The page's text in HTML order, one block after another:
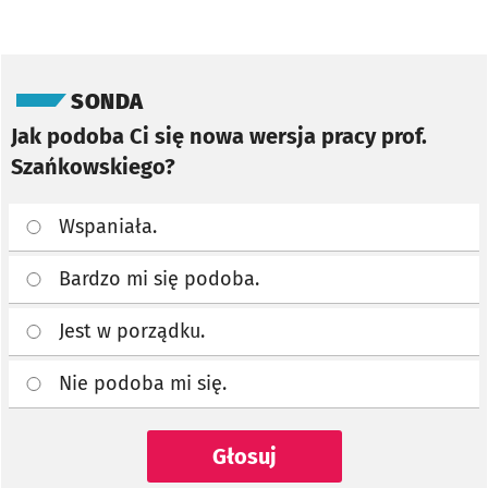
SONDA
Jak podoba Ci się nowa wersja pracy prof.
Szańkowskiego?
Wspaniała.
Bardzo mi się podoba.
Jest w porządku.
Nie podoba mi się.
Głosuj